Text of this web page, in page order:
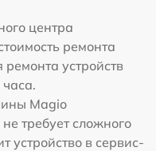
центра
ремонта
устройств
Magio
требует сложного
устройство в сервис-